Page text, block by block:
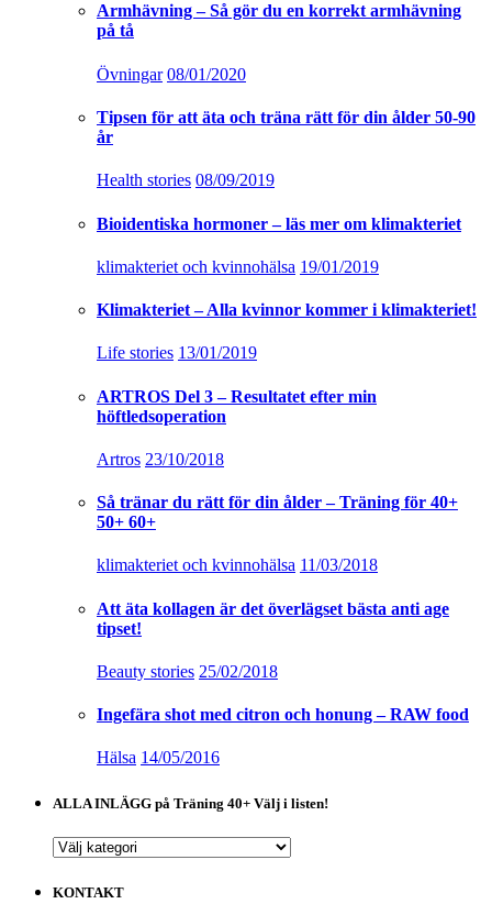
Armhävning – Så gör du en korrekt armhävning
på tå
Övningar 08/01/2020
Tipsen för att äta och träna rätt för din ålder 50-90
år
Health stories 08/09/2019
Bioidentiska hormoner – läs mer om klimakteriet
klimakteriet och kvinnohälsa 19/01/2019
Klimakteriet – Alla kvinnor kommer i klimakteriet!
Life stories 13/01/2019
ARTROS Del 3 – Resultatet efter min
höftledsoperation
Artros 23/10/2018
Så tränar du rätt för din ålder – Träning för 40+
50+ 60+
klimakteriet och kvinnohälsa 11/03/2018
Att äta kollagen är det överlägset bästa anti age
tipset!
Beauty stories 25/02/2018
Ingefära shot med citron och honung – RAW food
Hälsa 14/05/2016
ALLA INLÄGG på Träning 40+ Välj i listen!
ALLA
på
KONTAKT